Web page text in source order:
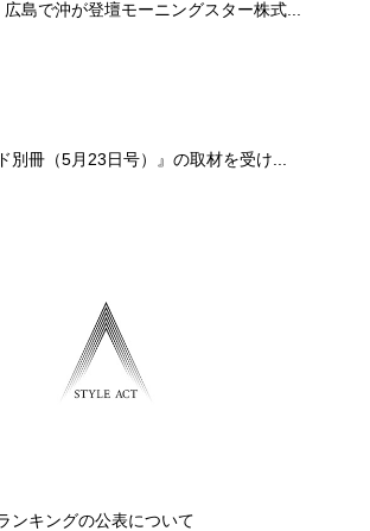
島で沖が登壇モーニングスター株式...
別冊（5月23日号）』の取材を受け...
ンキングの公表について